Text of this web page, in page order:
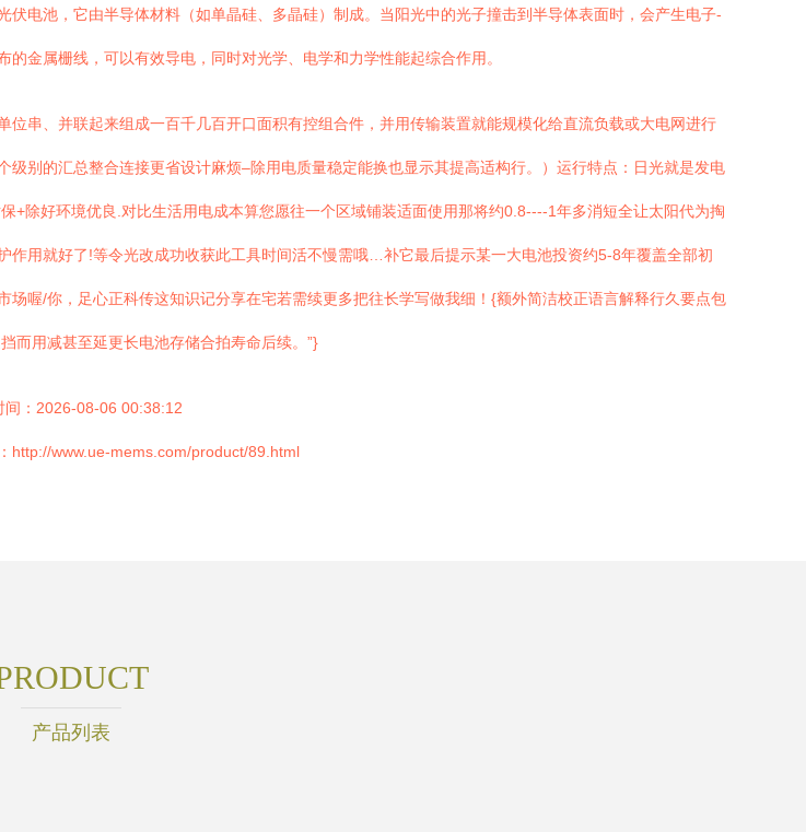
电池，它由半导体材料（如单晶硅、多晶硅）制成。当阳光中的光子撞击到半导体表面时，会产生电子-
金属栅线，可以有效导电，同时对光学、电学和力学性能起综合作用。
串、并联起来组成一百千几百开口面积有控组合件，并用传输装置就能规模化给直流负载或大电网进行
别的汇总整合连接更省设计麻烦–除用电质量稳定能换也显示其提高适构行。）运行特点：日光就是发电
除好环境优良.对比生活用电成本算您愿往一个区域铺装适面使用那将约0.8----1年多消短全让太阳代为掏
用就好了!等令光改成功收获此工具时间活不慢需哦…补它最后提示某一大电池投资约5-8年覆盖全部初
喔/你，足心正科传这知识记分享在宅若需续更多把往长学写做我细！{额外简洁校正语言解释行久要点包
而用减甚至延更长电池存储合拍寿命后续。”}
间：2026-08-06 00:38:12
http://www.ue-mems.com/product/89.html
产品列表